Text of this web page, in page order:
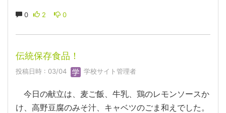
0 2 0
伝統保存食品！
投稿日時 : 03/04 学校サイト管理者
今日の献立は、麦ご飯、牛乳、鶏のレモンソースか
け、高野豆腐のみそ汁、キャベツのごま和えでした。